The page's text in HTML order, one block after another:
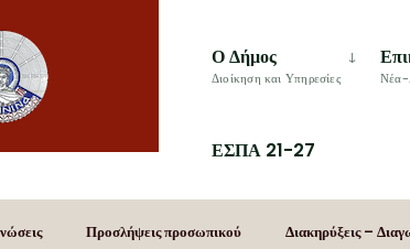
Ο Δήμος
Διοίκηση και Υπηρεσίες Νέα-
ΕΣΠΑ 21-27
Προσλήψεις προσωπικού Διακηρύξεις –